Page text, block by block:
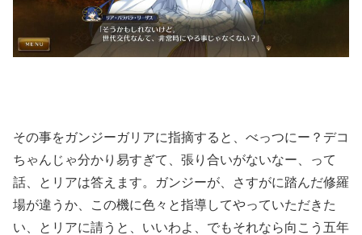
その事をガンジーガリアに指摘すると、べっつにー？デコ
ちゃんじゃ分かり易すぎて、張り合いがないなー、って
話、とリアは答えます。ガンジーが、さすがに踏んだ修羅
場が違うか、この機に色々と指導してやっていただきた
い、とリアに請うと、いいわよ、でもそれなら向こう五年